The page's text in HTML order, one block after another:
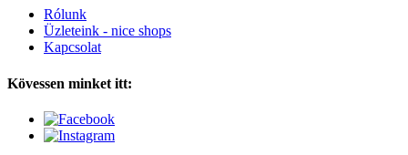
Rólunk
Üzleteink - nice shops
Kapcsolat
Kövessen minket itt: